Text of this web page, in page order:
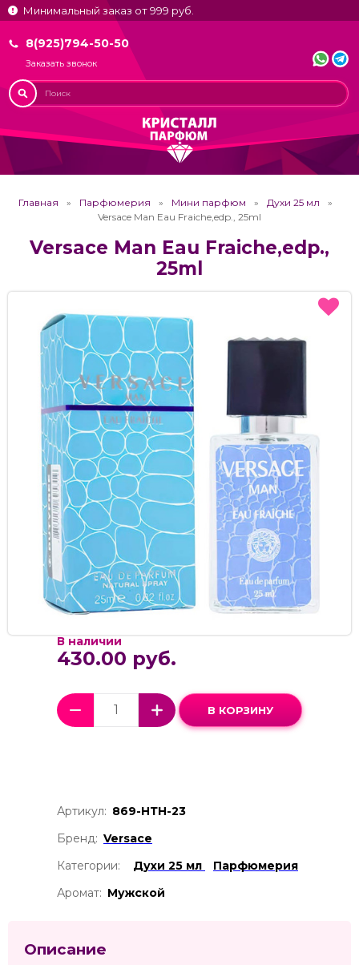
Минимальный заказ от 999 руб.
8(925)794-50-50
Заказать звонок
Главная Парфюмерия Мини парфюм
Духи 25 мл
Versace Man Eau Fraiche,edp., 25ml
Versace Man Eau Fraiche,edp.,
25ml
В наличии
430.00 руб.
В КОРЗИНУ
Артикул: 869-НТН-23
Бренд: Versace
Категории:
Духи 25 мл
Парфюмерия
Аромат: Мужской
Описание